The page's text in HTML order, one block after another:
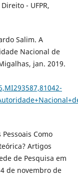
- UFPR,
Salim. A
Nacional de
jan. 2019.
Pessoais Como
Artigos
de Pesquisa em
de novembro de